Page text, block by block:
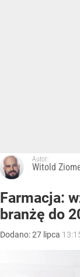
Autor:
Witold
Farmacja:
branżę do
Dodano:27 lipca